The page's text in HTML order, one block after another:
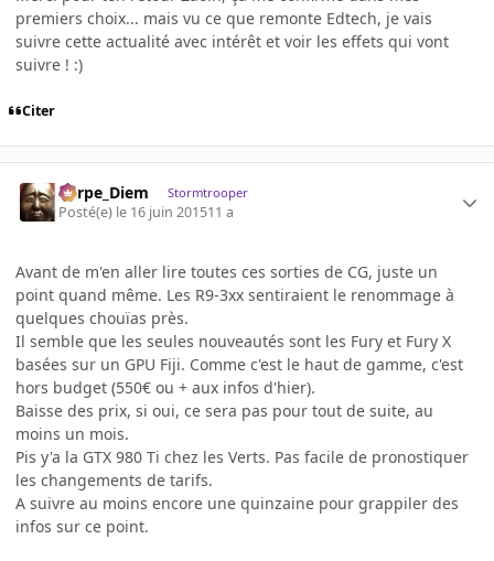
premiers choix... mais vu ce que remonte Edtech, je vais
suivre cette actualité avec intérêt et voir les effets qui vont
suivre ! :)
Citer
Carpe_Diem Stormtrooper
Posté(e) le 16 juin 201511 a
Avant de m'en aller lire toutes ces sorties de CG, juste un
point quand même. Les R9-3xx sentiraient le renommage à
quelques chouïas près.
Il semble que les seules nouveautés sont les Fury et Fury X
basées sur un GPU Fiji. Comme c'est le haut de gamme, c'est
hors budget (550€ ou + aux infos d'hier).
Baisse des prix, si oui, ce sera pas pour tout de suite, au
moins un mois.
Pis y'a la GTX 980 Ti chez les Verts. Pas facile de pronostiquer
les changements de tarifs.
A suivre au moins encore une quinzaine pour grappiler des
infos sur ce point.